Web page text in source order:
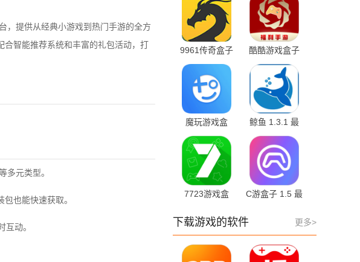
，提供从经典小游戏到热门手游的全方
智能推荐系统和丰富的礼包活动，打
多元类型。
也能快速获取。
动。
9961传奇盒子
5.0.1 手机版
酷酷游戏盒子
1.0.105 最新版
魔玩游戏盒
2.0.8.0 安卓版
鲸鱼 1.3.1 最
新版
7723游戏盒
C游盒子 1.5 最
更多>
下载游戏的软件